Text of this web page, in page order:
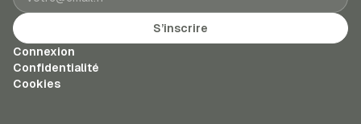
S’inscrire
Connexion
Confidentialité
Cookies